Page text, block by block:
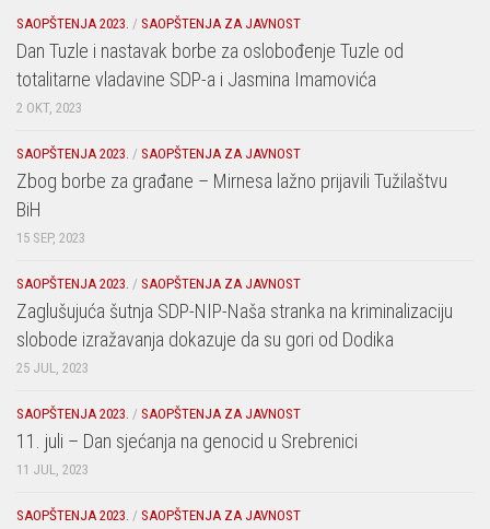
SAOPŠTENJA 2023. / SAOPŠTENJA ZA JAVNOST
Dan Tuzle i nastavak borbe za oslobođenje Tuzle od
totalitarne vladavine SDP-a i Jasmina Imamovića
2 OKT, 2023
SAOPŠTENJA 2023. / SAOPŠTENJA ZA JAVNOST
Zbog borbe za građane – Mirnesa lažno prijavili Tužilaštvu
BiH
15 SEP, 2023
SAOPŠTENJA 2023. / SAOPŠTENJA ZA JAVNOST
Zaglušujuća šutnja SDP-NIP-Naša stranka na kriminalizaciju
slobode izražavanja dokazuje da su gori od Dodika
25 JUL, 2023
SAOPŠTENJA 2023. / SAOPŠTENJA ZA JAVNOST
11. juli – Dan sjećanja na genocid u Srebrenici
11 JUL, 2023
SAOPŠTENJA 2023. / SAOPŠTENJA ZA JAVNOST